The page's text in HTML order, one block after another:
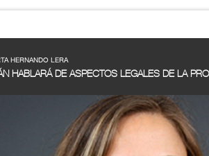
HERNANDO LERA
HABLARÁ DE ASPECTOS LEGALES DE LA